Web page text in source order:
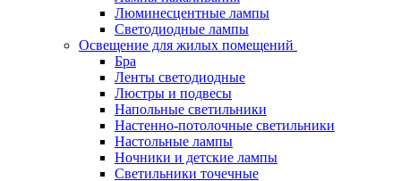
Люминесцентные лампы
Светодиодные лампы
Освещение для жилых помещений
Бра
Ленты светодиодные
Люстры и подвесы
Напольные светильники
Настенно-потолочные светильники
Настольные лампы
Ночники и детские лампы
Светильники точечные